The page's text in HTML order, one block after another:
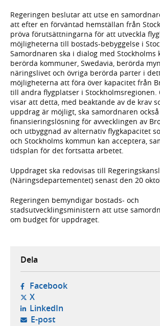
Regeringen beslutar att utse en
att efter en förväntad hemställan från
pröva förutsättningarna för att utveckla
möjligheterna till bostads-bebyggelse i
Samordnaren ska i dialog med Stockholms
berörda kommuner, Swedavia, berörda
näringslivet och övriga berörda parter i
möjligheterna att föra över kapacitet från
till andra flygplatser i
visar att detta, med beaktande av de krav
uppdrag är möjligt, ska samordnaren
finansieringslösning för avvecklingen av
och utbyggnad av alternativ flygkapacitet
och Stockholms kommun kan acceptera,
tidsplan för det fortsatta arbetet.
Uppdraget ska redovisas till
(Näringsdepartementet) senast den 20
Regeringen bemyndigar bostads- och
stadsutvecklingsministern att utse
om budget för uppdraget.
Dela
Facebook- öppnas i ny flik,
X- öppnas i ny flik, extern
LinkedIn- öppnas i ny flik, extern
E-post- öppnar din e-postklient,